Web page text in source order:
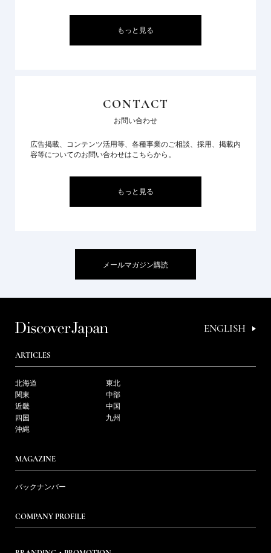
もっと見る
CONTACT
お問い合わせ
広告掲載、コンテンツ活用等、各種事業のご相談、採用、掲載内
容等についてのお問い合わせはこちらから。
もっと見る
メールマガジン購読
ENGLISH
ARTICLES
北海道
東北
関東
中部
近畿
中国
四国
九州
沖縄
MAGAZINE
バックナンバー
COMPANY PROFILE